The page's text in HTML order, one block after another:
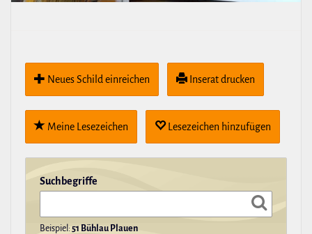
Neues Schild ein­rei­chen Inserat drucken
Meine Lese­zei­chen Lese­zei­chen hin­zu­fügen
Such­be­griffe
Beispiel: 51 Bühlau Plauen